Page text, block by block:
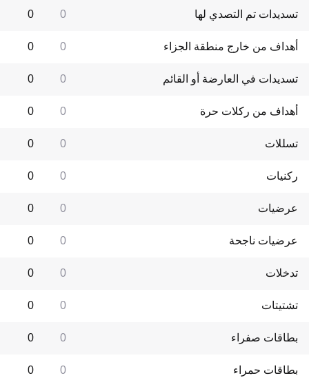
تسديدات تم التصدي لها 0
0
أهداف من خارج منطقة الجزاء 0
0
تسديدات في العارضة أو القائم 0
0
أهداف من ركلات حرة 0
0
تسللات 0
0
ركنيات 0
0
عرضيات 0
0
عرضيات ناجحة 0
0
تدخلات 0
0
تشتيتات 0
0
بطاقات صفراء 0
0
بطاقات حمراء 0
0